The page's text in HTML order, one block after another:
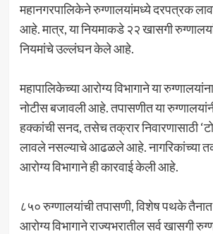
महानगरपालिकेने रुग्णालयांमध्ये दरपत्रक
आहे. मात्र, या नियमाकडे २२ खासगी
नियमांचे उल्लंघन केले आहे.
महापालिकेच्या आरोग्य विभागाने या
नोटीस बजावली आहे. तपासणीत या
हक्कांची सनद, तसेच तक्रार निवारणासाठी
लावले नसल्याचे आढळले आहे. नागरिकांच्या
आरोग्य विभागाने ही कारवाई केली आहे.
८५० रुग्णालयांची तपासणी, विशेष पथके तैनात
आरोग्य विभागाने राज्यभरातील सर्व खासगी